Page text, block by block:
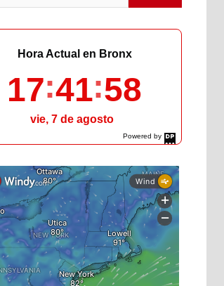
Powered by
DaysPedia.com
Hora Actual en Bronx
17 42 00
vie, 7 de agosto